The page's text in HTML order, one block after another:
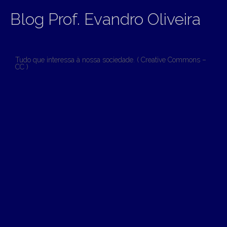
Blog Prof. Evandro Oliveira
Tudo que interessa à nossa sociedade. ( Creative Commons –
CC )